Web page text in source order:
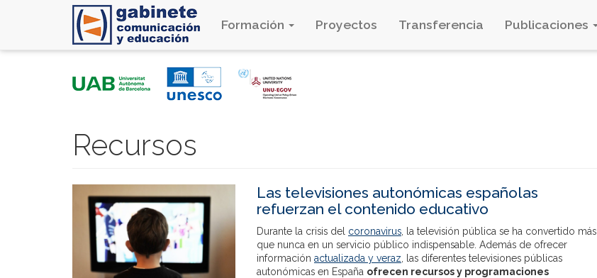
Formación Proyectos Transferencia Publicaciones
Recursos
Las televisiones autonómicas españolas
refuerzan el contenido educativo
Durante la crisis del coronavirus, la televisión pública se ha convertido más
que nunca en un servicio público indispensable. Además de ofrecer
información actualizada y veraz , las diferentes televisiones públicas
autonómicas en España ofrecen recursos y programaciones